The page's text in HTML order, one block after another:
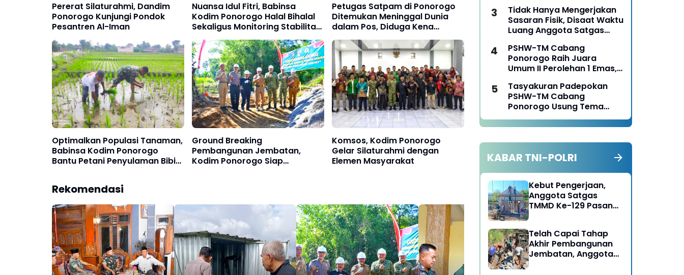
Pererat Silaturahmi, Dandim
Ponorogo Kunjungi Pondok
Pesantren Al-Iman
Nuansa Idul Fitri, Babinsa
Kodim Ponorogo Halal Bihalal
Sekaligus Monitoring Stabilitas
Harga Sembako
Petugas Satpam di Ponorogo
Ditemukan Meninggal Dunia
dalam Pos, Diduga Kena
Serangan Jantung
Optimalkan Populasi Tanaman,
Babinsa Kodim Ponorogo
Bantu Petani Penyulaman Bibit
Ground Breaking
Pembangunan Jembatan,
Kodim Ponorogo Siap
Komsos, Kodim Ponorogo
Gelar Silaturahmi dengan
Elemen Masyarakat
Rekomendasi
Petugas Satpam di
Ponorogo Ditemukan
Tidak Hanya Mengerjakan
Sasaran Fisik, Disaat Waktu
Luang Anggota Satgas
Tangan Bantu Warga
Panen Jagung
PSHW-TM Cabang
Ponorogo Raih Juara
Umum II Perolehan 1 Emas,
pada Kejurkab IPSI
Ponorogo Tahun 2026
Tasyakuran Padepokan
PSHW-TM Cabang
Ponorogo Usung Tema
Bersatu dalam
Persaudaraan, Berkarya
Tanggungjawab
KABAR TNI-POLRI
Kebut Pengerjaan,
Anggota Satgas
TMMD Ke-129 Pasang
RTLH
Telah Capai Tahap
Akhir Pembangunan
Jembatan, Anggota